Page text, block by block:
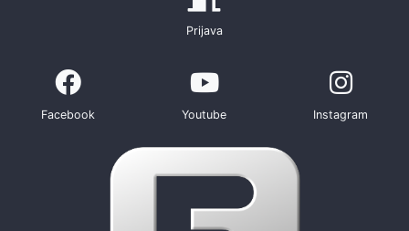
Prijava
Facebook Youtube Instagram